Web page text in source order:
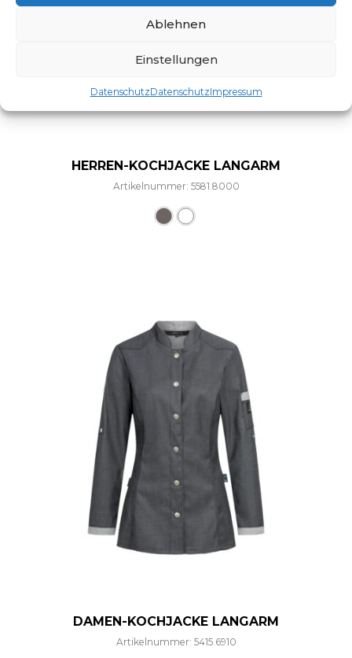
Ablehnen
Einstellungen
DatenschutzDatenschutzImpressum
HERREN-KOCHJACKE LANGARM
Artikelnummer: 5581.8000
DAMEN-KOCHJACKE LANGARM
Artikelnummer: 5415.6910